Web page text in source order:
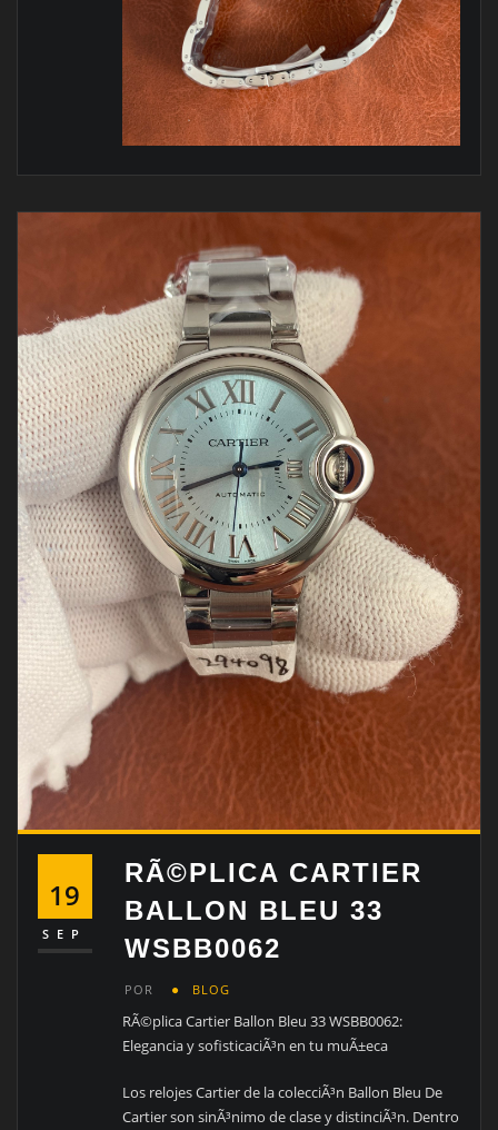
19
SEP
RÃ©PLICA CARTIER
BALLON BLEU 33
WSBB0062
POR BLOG
RÃ©plica Cartier Ballon Bleu 33 WSBB0062:
Elegancia y sofisticaciÃ³n en tu muÃ±eca
Los relojes Cartier de la colecciÃ³n Ballon Bleu De
Cartier son sinÃ³nimo de clase y distinciÃ³n. Dentro